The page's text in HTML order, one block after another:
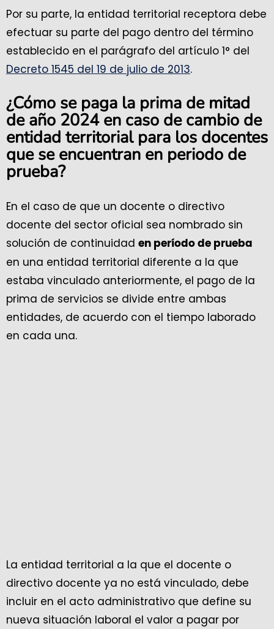
Por su parte, la entidad territorial receptora debe
efectuar su parte del pago dentro del término
establecido en el parágrafo del artículo 1° del
Decreto 1545 del 19 de julio de 2013.
¿Cómo se paga la prima de mitad
de año 2024 en caso decambio de
entidad territorial para los docentes
que se encuentran en periodo de
prueba?
En el caso de que un docente o directivo
docente del sector oficial sea nombrado sin
solución de continuidad en período de prueba
en una entidad territorial diferente a la que
estaba vinculado anteriormente, el pago de la
prima de servicios se divide entre ambas
entidades, de acuerdo con el tiempo laborado
en cada una.
La entidad territorial a la que el docente o
directivo docente ya no está vinculado, debe
incluir en el acto administrativo que define su
nueva situación laboral el valor a pagar por